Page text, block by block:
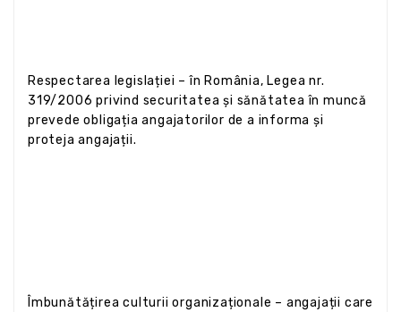
Respectarea legislației – în România, Legea nr.
319/2006 privind securitatea și sănătatea în muncă
prevede obligația angajatorilor de a informa și
proteja angajații.
Îmbunătățirea culturii organizaționale – angajații care